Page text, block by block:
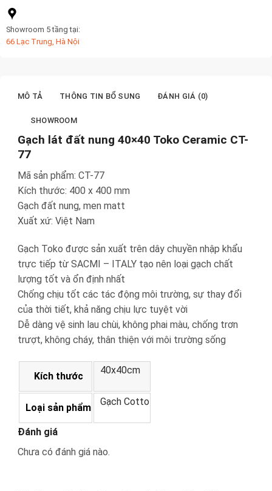
Showroom 5 tầng tại:
66 Lạc Trung, Hà Nội
MÔ TẢ THÔNG TIN BỔ SUNG ĐÁNH GIÁ (0)
SHOWROOM
Gạch lát đất nung 40×40 Toko Ceramic CT-
77
Mã sản phẩm: CT-77
Kích thước: 400 x 400 mm
Gạch đất nung, men matt
Xuất xứ: Việt Nam
Gạch Toko được sản xuất trên dây chuyền nhập khẩu
trực tiếp từ SACMI – ITALY tạo nên loại gạch chất
lượng tốt và ổn định nhất
Chống chịu tốt các tác động môi trường, sự thay đổi
của thời tiết, khả năng chịu lực tuyệt vời
Dễ dàng vệ sinh lau chùi, không phai màu, chống trơn
trượt, không cháy, thân thiện với môi trường sống
Kích thước
40x40cm
Loại sản phẩm
Gạch Cotto
Đánh giá
Chưa có đánh giá nào.